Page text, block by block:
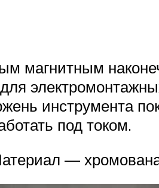
магнитным
инструмента
под током.
—